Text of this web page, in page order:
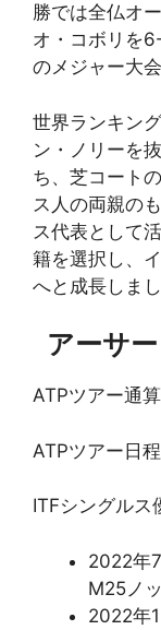
勝では全仏オ
オ・コボリを
のメジャー大
世界ランキン
ン・ノリーを
ち、芝コート
ス人の両親の
ス代表として
籍を選択し、
へと成長しまし
アーサ
ATPツアー通
ATPツアー日
ITFシングルス
2022年
M25ノ
2022年